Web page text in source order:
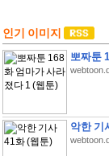
인기 이미지
뽀짜툰
악한 기